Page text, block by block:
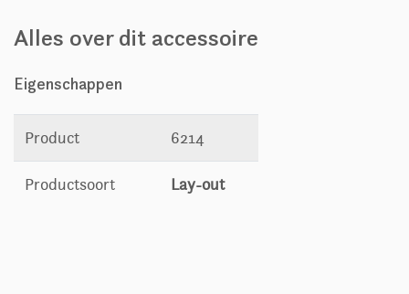
Alles over dit accessoire
Eigenschappen
Product 6214
Productsoort Lay-out